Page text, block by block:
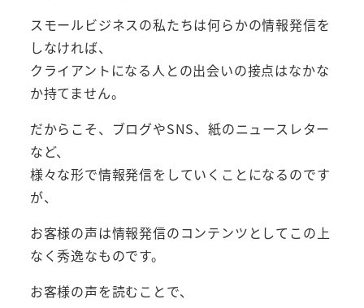
スモールビジネスの私たちは何らかの情報発信を
しなければ、
クライアントになる人との出会いの接点はなかな
か持てません。
だからこそ、ブログやSNS、紙のニュースレター
など、
様々な形で情報発信をしていくことになるのです
が、
お客様の声は情報発信のコンテンツとしてこの上
なく秀逸なものです。
お客様の声を読むことで、